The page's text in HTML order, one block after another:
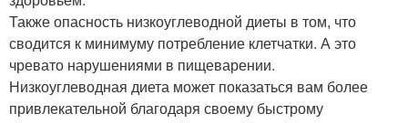
Также опасность низкоуглеводной диеты в том, что
сводится к минимуму потребление клетчатки. А это
чревато нарушениями в пищеварении.
Низкоуглеводная диета может показаться вам более
привлекательной благодаря своему быстрому